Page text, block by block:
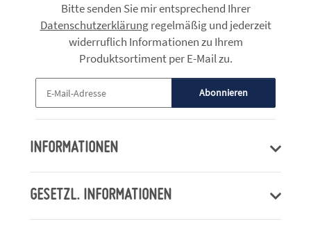
Bitte senden Sie mir entsprechend Ihrer
Datenschutzerklärungregelmäßig und jederzeit
widerruflich Informationen zu Ihrem
Produktsortiment per E-Mail zu.
Abonnieren
INFORMATIONEN
GESETZL. INFORMATIONEN